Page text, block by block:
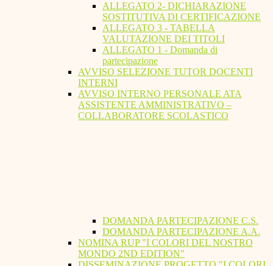
ALLEGATO 2- DICHIARAZIONE
SOSTITUTIVA DI CERTIFICAZIONE
ALLEGATO 3 - TABELLA
VALUTAZIONE DEI TITOLI
ALLEGATO 1 - Domanda di
partecipazione
AVVISO SELEZIONE TUTOR DOCENTI
INTERNI
AVVISO INTERNO PERSONALE ATA
ASSISTENTE AMMINISTRATIVO –
COLLABORATORE SCOLASTICO
DOMANDA PARTECIPAZIONE C.S.
DOMANDA PARTECIPAZIONE A.A.
NOMINA RUP "I COLORI DEL NOSTRO
MONDO 2ND EDITION"